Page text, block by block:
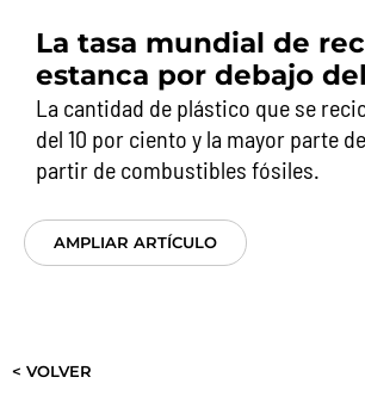
La tasa mundial de
estanca por debajo
La cantidad de plástico que se
del 10 por ciento y la mayor parte
partir de combustibles fósiles.
AMPLIAR ARTÍCULO
< VOLVER